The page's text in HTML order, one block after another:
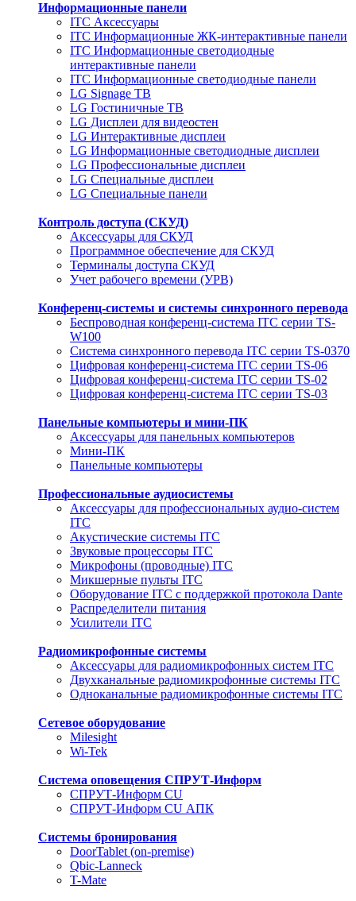
Информационные панели
ITC Аксессуары
ITC Информационные ЖК-интерактивные панели
ITC Информационные светодиодные
интерактивные панели
ITC Информационные светодиодные панели
LG Signage ТВ
LG Гостиничные ТВ
LG Дисплеи для видеостен
LG Интерактивные дисплеи
LG Информационные светодиодные дисплеи
LG Профессиональные дисплеи
LG Специальные дисплеи
LG Специальные панели
Контроль доступа (СКУД)
Аксессуары для СКУД
Программное обеспечение для СКУД
Терминалы доступа СКУД
Учет рабочего времени (УРВ)
Конференц-системы и системы синхронного перевода
Беспроводная конференц-система ITC серии TS-
W100
Система синхронного перевода ITC серии TS-0370
Цифровая конференц-система ITC серии TS-06
Цифровая конференц-система ITC серии TS-02
Цифровая конференц-система ITC серии TS-03
Панельные компьютеры и мини-ПК
Аксессуары для панельных компьютеров
Мини-ПК
Панельные компьютеры
Профессиональные аудиосистемы
Аксессуары для профессиональных аудио-систем
ITC
Акустические системы ITC
Звуковые процессоры ITC
Микрофоны (проводные) ITC
Микшерные пульты ITC
Оборудование ITC с поддержкой протокола Dante
Распределители питания
Усилители ITC
Радиомикрофонные системы
Аксессуары для радиомикрофонных систем ITC
Двухканальные радиомикрофонные системы ITC
Одноканальные радиомикрофонные системы ITC
Сетевое оборудование
Milesight
Wi-Tek
Система оповещения СПРУТ-Информ
СПРУТ-Информ CU
СПРУТ-Информ CU АПК
Системы бронирования
DoorTablet (on-premise)
Qbic-Lanneck
T-Mate